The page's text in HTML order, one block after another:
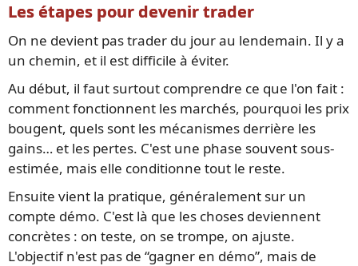
Les étapes pour devenir trader
On ne devient pas trader du jour au lendemain. Il y a
un chemin, et il est difficile à éviter.
Au début, il faut surtout comprendre ce que l'on fait :
comment fonctionnent les marchés, pourquoi les prix
bougent, quels sont les mécanismes derrière les
gains… et les pertes. C'est une phase souvent sous-
estimée, mais elle conditionne tout le reste.
Ensuite vient la pratique, généralement sur un
compte démo. C'est là que les choses deviennent
concrètes : on teste, on se trompe, on ajuste.
L'objectif n'est pas de “gagner en démo”, mais de